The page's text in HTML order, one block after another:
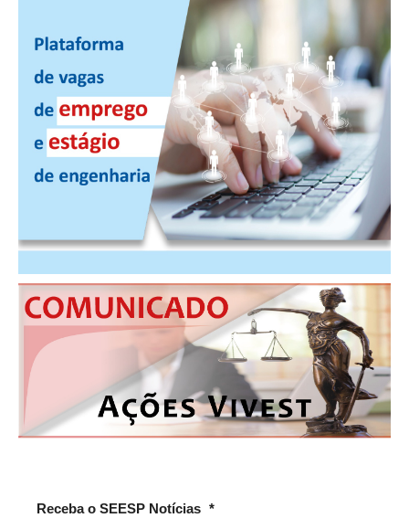
CADASTRO
ASSOCIE-SE
ATUALIZAÇÃO CADASTRAL
NÚCLEO JOVEM
Receba o SEESP Notícias *